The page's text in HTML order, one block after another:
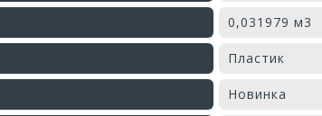
0,031979 м3
Пластик
Новинка